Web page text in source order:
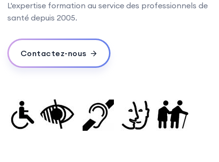
L'expertise formation au service des professionnels de
santé depuis 2005.
Contactez-nous